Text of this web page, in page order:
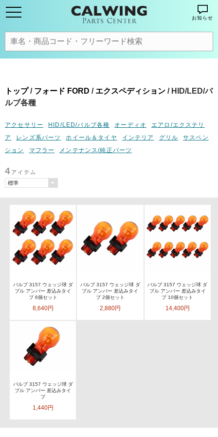
お知らせ
トップ/ フォード FORD / エクスペディション / HID/LED/バ
ルブ各種
アクセサリー HID/LED/バルブ各種 オーディオ
エアロ/エクステリ
ア
レンズ系パーツ ホイール＆タイヤ インテリア グリル
サスペン
ション
マフラー メンテナンス/純正パーツ
4 アイテム
バルブ 3157 ウェッジ球 ダ
ブル アンバー 差込みタイ
プ 6個セット
8,640円
バルブ 3157 ウェッジ球 ダ
ブル アンバー 差込みタイ
プ 2個セット
2,880円
バルブ 3157 ウェッジ球 ダ
ブル アンバー 差込みタイ
プ 10個セット
14,400円
バルブ 3157 ウェッジ球 ダ
ブル アンバー 差込みタイ
プ
1,440円